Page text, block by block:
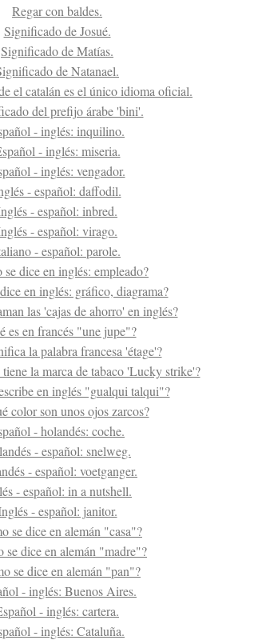
Regar con baldes.
Significado de Josué.
Significado de Matías.
de Natanael.
el catalán es el único idioma oficial.
del prefijo árabe 'bini'.
- inglés: inquilino.
- inglés: miseria.
- inglés: vengador.
- español: daffodil.
- español: inbred.
- español: virago.
- español: parole.
se dice en inglés: empleado?
en inglés: gráfico, diagrama?
las 'cajas de ahorro' en inglés?
es en francés "une jupe"?
la palabra francesa 'étage'?
la marca de tabaco 'Lucky strike'?
en inglés "gualqui talqui"?
color son unos ojos zarcos?
- holandés: coche.
- español: snelweg.
- español: voetganger.
- español: in a nutshell.
- español: janitor.
se dice en alemán "casa"?
se dice en alemán "madre"?
se dice en alemán "pan"?
- inglés: Buenos Aires.
- inglés: cartera.
- inglés: Cataluña.